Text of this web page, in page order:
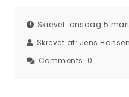
Skrevet: onsdag 5
Skrevet af: Jens Hansen
Comments: 0